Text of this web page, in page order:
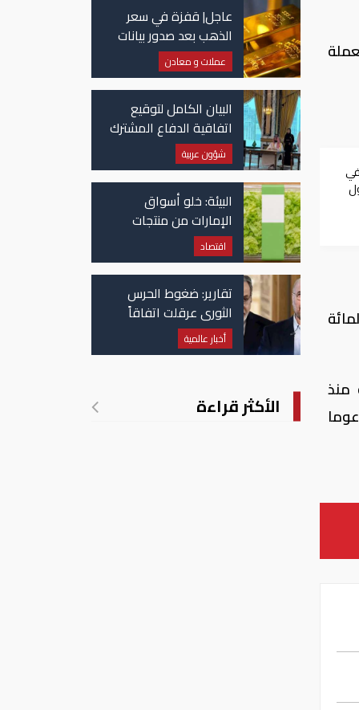
فبراير 2016. وتتجه العملة
أمام سلة عملات مرجحة بالتجارة، بنسبة 0.1 بالمائة
له منذ
عاجل| قفزة في سعر
الذهب بعد صدور بيانات
الوظائف الأمريكية
عملات و معادن
البيان الكامل لتوقيع
اتفاقية الدفاع المشترك
بين السعودية وتركيا
وباكستان
شؤون عربية
البيئة: خلو أسواق
الإمارات من منتجات
الخس المرتبطة بتفشي
داء السيكلوسبورا
اقتصاد
تقارير: ضغوط الحرس
الثوري عرقلت اتفاقاً
وشيكاً حول هرمز
أخبار عالمية
الأكثر قراءة